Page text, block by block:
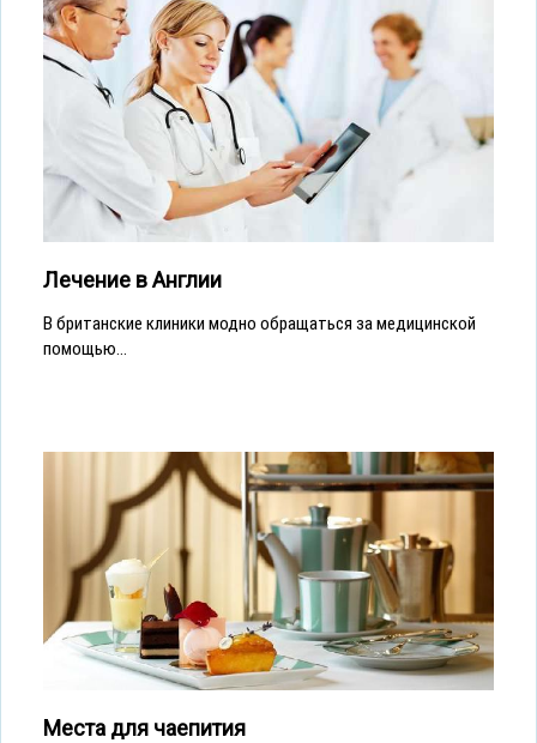
Лечение в Англии
В британские клиники модно обращаться за медицинской
помощью...
Места для чаепития